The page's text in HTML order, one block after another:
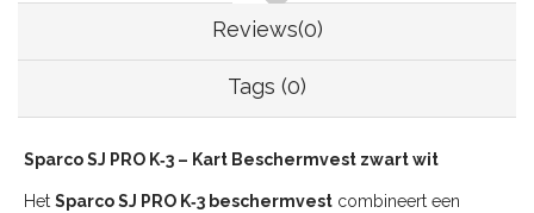
Reviews(0)
Tags (0)
Sparco SJ PRO K‑3 – Kart Beschermvest zwart wit
Het Sparco SJ PRO K‑3 beschermvest combineert een